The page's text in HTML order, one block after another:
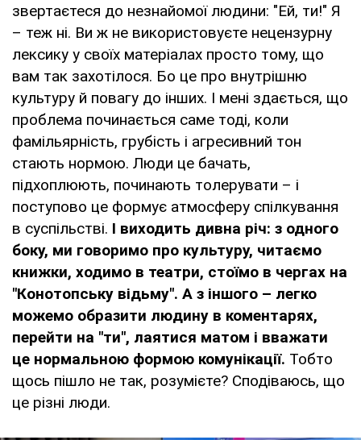
звертаєтеся до незнайомої людини: "Ей, ти!" Я
– теж ні. Ви ж не використовуєте нецензурну
лексику у своїх матеріалах просто тому, що
вам так захотілося. Бо це про внутрішню
культуру й повагу до інших. І мені здається, що
проблема починається саме тоді, коли
фамільярність, грубість і агресивний тон
стають нормою. Люди це бачать,
підхоплюють, починають толерувати – і
поступово це формує атмосферу спілкування
в суспільстві. І виходить дивна річ: з одного
боку, ми говоримо про культуру, читаємо
книжки, ходимо в театри, стоїмо в чергах на
"Конотопську відьму". А з іншого – легко
можемо образити людину в коментарях,
перейти на "ти", лаятися матом і вважати
це нормальною формою комунікації. Тобто
щось пішло не так, розумієте? Сподіваюсь, що
це різні люди.